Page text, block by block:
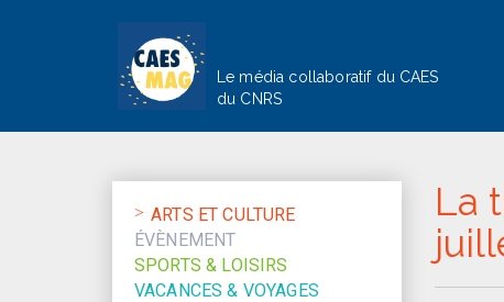
Le média collaboratif du CAES
du CNRS
La
ARTS ET CULTURE
ÉVÈNEMENT
SPORTS & LOISIRS
VACANCES & VOYAGES